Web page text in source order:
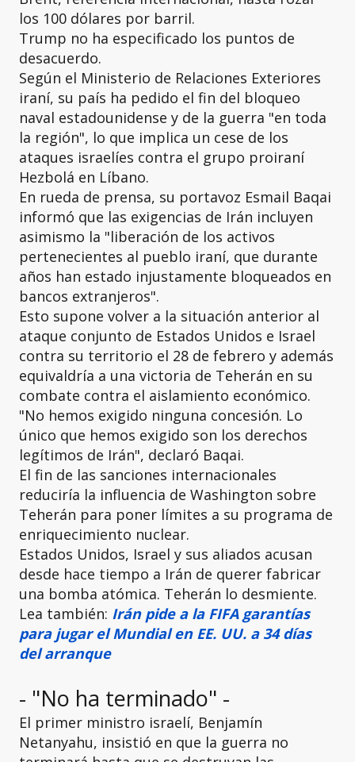
los 100 dólares por barril.
Trump no ha especificado los puntos de
desacuerdo.
Según el Ministerio de Relaciones Exteriores
iraní, su país ha pedido el fin del bloqueo
naval estadounidense y de la guerra "en toda
la región", lo que implica un cese de los
ataques israelíes contra el grupo proiraní
Hezbolá en Líbano.
En rueda de prensa, su portavoz Esmail Baqai
informó que las exigencias de Irán incluyen
asimismo la "liberación de los activos
pertenecientes al pueblo iraní, que durante
años han estado injustamente bloqueados en
bancos extranjeros".
Esto supone volver a la situación anterior al
ataque conjunto de Estados Unidos e Israel
contra su territorio el 28 de febrero y además
equivaldría a una victoria de Teherán en su
combate contra el aislamiento económico.
"No hemos exigido ninguna concesión. Lo
único que hemos exigido son los derechos
legítimos de Irán", declaró Baqai.
El fin de las sanciones internacionales
reduciría la influencia de Washington sobre
Teherán para poner límites a su programa de
enriquecimiento nuclear.
Estados Unidos, Israel y sus aliados acusan
desde hace tiempo a Irán de querer fabricar
una bomba atómica. Teherán lo desmiente.
Lea también: Irán pide a la FIFA garantías
para jugar el Mundial en EE. UU. a 34 días
del arranque
- "No ha terminado" -
El primer ministro israelí, Benjamín
Netanyahu, insistió en que la guerra no